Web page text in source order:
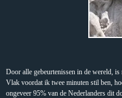
Door alle gebeurtenissen in de wereld,
Vlak voordat ik twee minuten stil ben,
ongeveer 95% van de Nederlanders dit